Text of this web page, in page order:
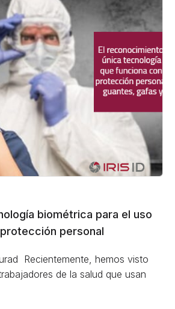
biométrica para el uso
personal
Recientemente, hemos visto
de la salud que usan